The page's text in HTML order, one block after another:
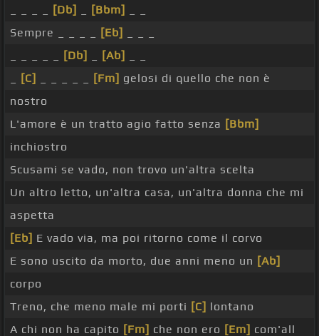
[Db] [Bbm]
Sempre _ _ _ _
[Eb]
[Db] [Ab]
[C] [Fm] gelosi di quello che non è
nostro
L'amore è un tratto agio fatto senza [Bbm]
inchiostro
Scusami se vado, non trovo un'altra scelta
Un altro letto, un'altra casa, un'altra donna che mi
aspetta
[Eb] E vado via, ma poi ritorno come il corvo
E sono uscito da morto, due anni meno un [Ab]
corpo
Treno, che meno male mi porti [C] lontano
A chi non ha capito [Fm] che non ero [Em] com'all